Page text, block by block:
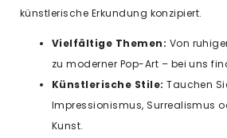
künstlerische Erkundung konzipiert.
Vielfältige Themen: Von
zu moderner Pop-Art – bei uns
Künstlerische Stile: Tauchen
Impressionismus, Surrealismus
Kunst.